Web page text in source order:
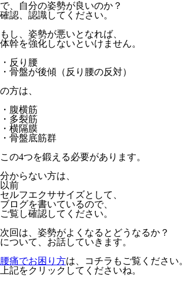
で、自分の姿勢が良いのか？
確認、認識してください。
もし、姿勢が悪いとなれば、
体幹を強化しないといけません。
・反り腰
・骨盤が後傾（反り腰の反対）
の方は、
・腹横筋
・多裂筋
・横隔膜
・骨盤底筋群
この4つを鍛える必要があります。
分からない方は、
以前
セルフエクササイズとして、
ブログを書いているので、
ご覧し確認してください。
次回は、姿勢がよくなるとどうなるか？
について、お話していきます。
腰痛でお困り方は、コチラもご覧ください。
上記をクリックしてくださいね。